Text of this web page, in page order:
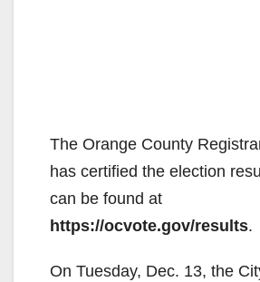
The Orange County
has certified the election
can be found at
https://ocvote.gov/results.
On Tuesday, Dec. 13, the